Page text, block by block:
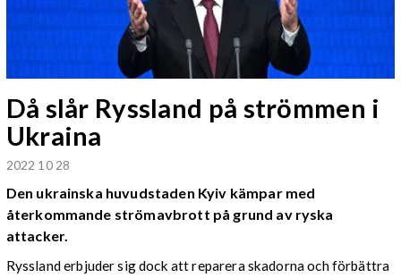
Då slår Ryssland på strömmen i
Ukraina
2022 10 28
Den ukrainska huvudstaden Kyiv kämpar med
återkommande strömavbrott på grund av ryska
attacker.
Ryssland erbjuder sig dock att reparera skadorna och förbättra